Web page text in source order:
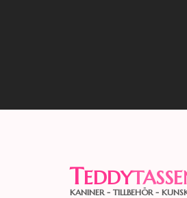
TEDDY
KANINER - TILLBEHÖR -